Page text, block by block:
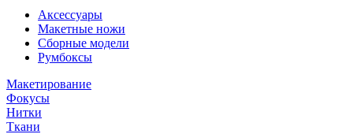
Аксессуары
Макетные ножи
Сборные модели
Румбоксы
Макетирование
Фокусы
Нитки
Ткани